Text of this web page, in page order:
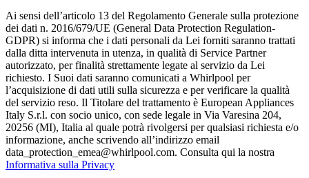
Ai sensi dell’articolo 13 del Regolamento Generale sulla protezione
dei dati n. 2016/679/UE (General Data Protection Regulation-
GDPR) si informa che i dati personali da Lei forniti saranno​ trattati
dalla ditta intervenuta in utenza,​ in qualità di Service Partner
autorizzato, per finalità strettamente legate al servizio da Lei
richiesto. I S​uoi dati saranno comunicati a Whirlpool per
l’acquisizione di dati utili sulla sicurezza e per verificare la qualità
del servizio reso. Il Titolare del trattamento è European Appliances
Italy S.r.l. con socio unico, con sede legale in Via Varesina 204,
20256 (MI), Italia al quale potrà rivolgersi per qualsiasi richiesta e/o
informazione, anche scrivendo all’indirizzo email
data_protection_emea@whirlpool.com. Consulta qui la nostra
Informativa sulla Privacy